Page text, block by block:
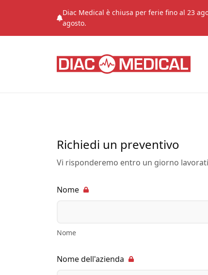
Diac Medical è chiusa per ferie fino al 23
agosto.
Richiedi un preventivo
Vi risponderemo entro un giorno
Nome
Nome
Nome dell'azienda